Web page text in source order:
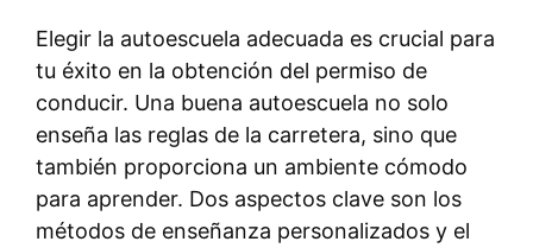
Elegir la autoescuela adecuada es crucial para
tu éxito en la obtención del permiso de
conducir. Una buena autoescuela no solo
enseña las reglas de la carretera, sino que
también proporciona un ambiente cómodo
para aprender. Dos aspectos clave son los
métodos de enseñanza personalizados y el